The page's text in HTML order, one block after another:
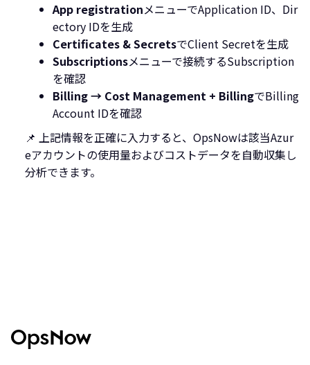
App registrationメニューでApplication ID、Dir
ectory IDを生成
Certificates & SecretsでClient Secretを生成
Subscriptionsメニューで接続するSubscription
を確認
Billing → Cost Management + BillingでBilling
Account IDを確認
📌 上記情報を正確に入力すると、OpsNowは該当Azur
eアカウントの使用量およびコストデータを自動収集し
分析できます。